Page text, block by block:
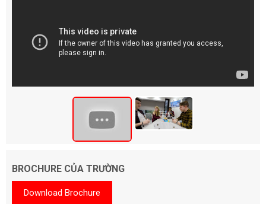
BROCHURE CỦA TRƯỜNG
Download Brochure